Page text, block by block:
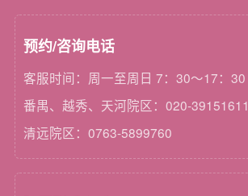
预约/咨询电话
客服时间：周一至周日 7：30～17：30
番禺、越秀、天河院区：020-39151611
清远院区：0763-5899760